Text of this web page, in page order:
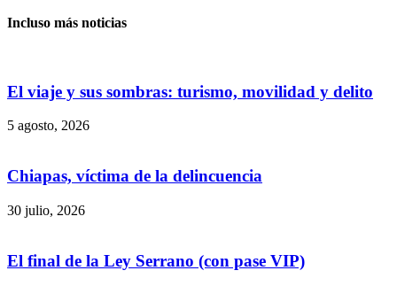
Incluso más noticias
El viaje y sus sombras: turismo, movilidad y delito
5 agosto, 2026
Chiapas, víctima de la delincuencia
30 julio, 2026
El final de la Ley Serrano (con pase VIP)